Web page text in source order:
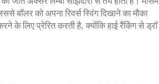
को अपना रिवर्स स्विंग दिखाने का मौका
के लिए प्रेरित करती है, क्योंकि हाई रैंकिंग से ड्रॉ